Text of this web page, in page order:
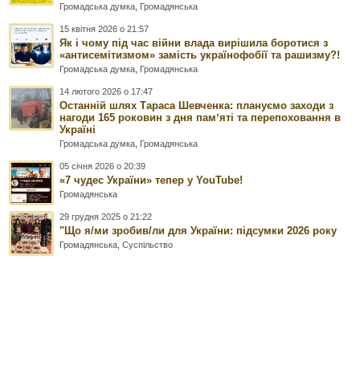
Громадська думка Громадянська
15 квітня 2026 о 21:57
Як і чому під час війни влада вирішила боротися з
«антисемітизмом» замість українофобії та рашизму?!
Громадська думка Громадянська
14 лютого 2026 о 17:47
Останній шлях Тараса Шевченка: плануємо заходи з
нагоди 165 роковин з дня памʼяті та перепоховання в
Україні
Громадська думка Громадянська
05 січня 2026 о 20:39
«7 чудес України» тепер у YouTube!
Громадянська
29 грудня 2025 о 21:22
"Що я/ми зробив/ли для України: підсумки 2026 року
Громадянська ,Суспільство